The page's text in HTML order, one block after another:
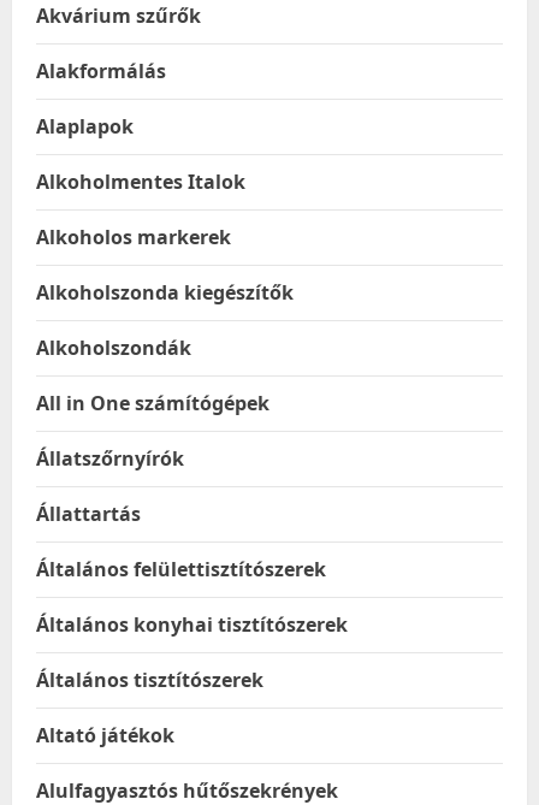
Akvárium szűrők
Alakformálás
Alaplapok
Alkoholmentes Italok
Alkoholos markerek
Alkoholszonda kiegészítők
Alkoholszondák
All in One számítógépek
Állatszőrnyírók
Állattartás
Általános felülettisztítószerek
Általános konyhai tisztítószerek
Általános tisztítószerek
Altató játékok
Alulfagyasztós hűtőszekrények